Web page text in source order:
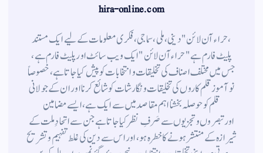
hira-online.com
،حراء آن لائن" دینی ، ملی ، سماجی ، فکری معلومات کے لیے ایک مستند
پلیٹ فارم ہے " حراء آن لائن " ایک ویب سائٹ اور پلیٹ فارم ہے ،
جس میں مختلف اصناف کی تخلیقات و انتخابات کو پیش کیا جاتا ہے ، خصوصاً
نوآموز قلم کاروں کی تخلیقات و نگارشات کو شائع کرنا اور ان کے جولانی
قلم کوحوصلہ بخشنا اہم مقاصد میں سے ایک ہے ، ایسے مضامین
اورتبصروں وتجزیوں سے صَرفِ نظر کیا جاتاہے جن سے اتحادِ ملت کے
شیرازہ کے منتشر ہونے کاخطرہ ہو ، اور اس سے دین کی غلط تفہیم وتشریح